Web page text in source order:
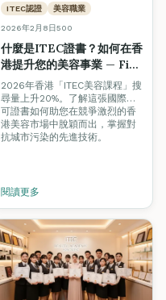
ITEC認證 美容職業
2026年2月8日500
什麼是ITEC證書？如何在香
港提升您的美容事業 — Fine
Arts Academy專業解讀
2026年香港「ITEC美容課程」搜
尋量上升20%。了解這張國際認
可證書如何助您在競爭激烈的香
港美容市場中脫穎而出，掌握對
抗城市污染的先進技術。
閱讀更多